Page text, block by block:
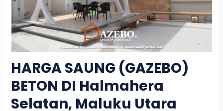
HARGA SAUNG (GAZEBO)
BETON DI Halmahera
Selatan, Maluku Utara